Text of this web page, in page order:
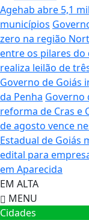
Agehab abre 5,1
municípios
zero na região
entre os pilares do
realiza leilão de
Governo de Goiás
da Penha Governo
reforma de Cras e
de agosto vence
Estadual de Goiás
edital para
em Aparecida
EM ALTA
MENU
Cidades